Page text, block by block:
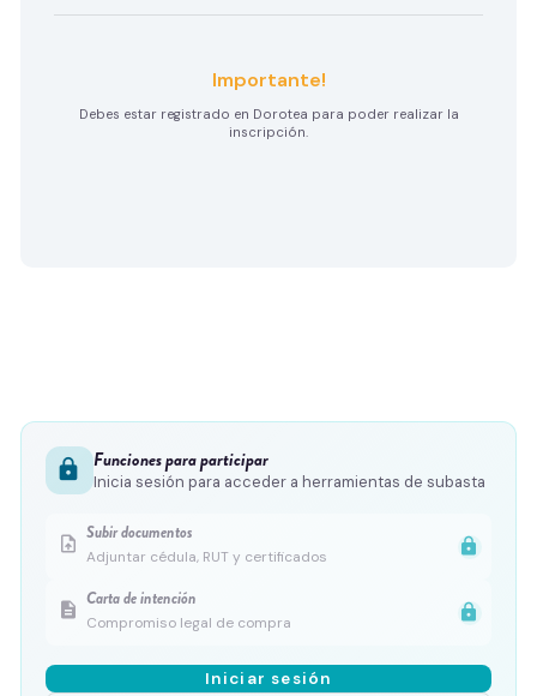
Importante!
Debes estar registrado en Dorotea para poder realizar la
inscripción.
lock Funciones para participar
Inicia sesión para acceder a herramientas de subasta
upload_file Subir documentos
Adjuntar cédula, RUT y certificados
lock
description Carta de intención
Compromiso legal de compra
lock
Iniciar sesión